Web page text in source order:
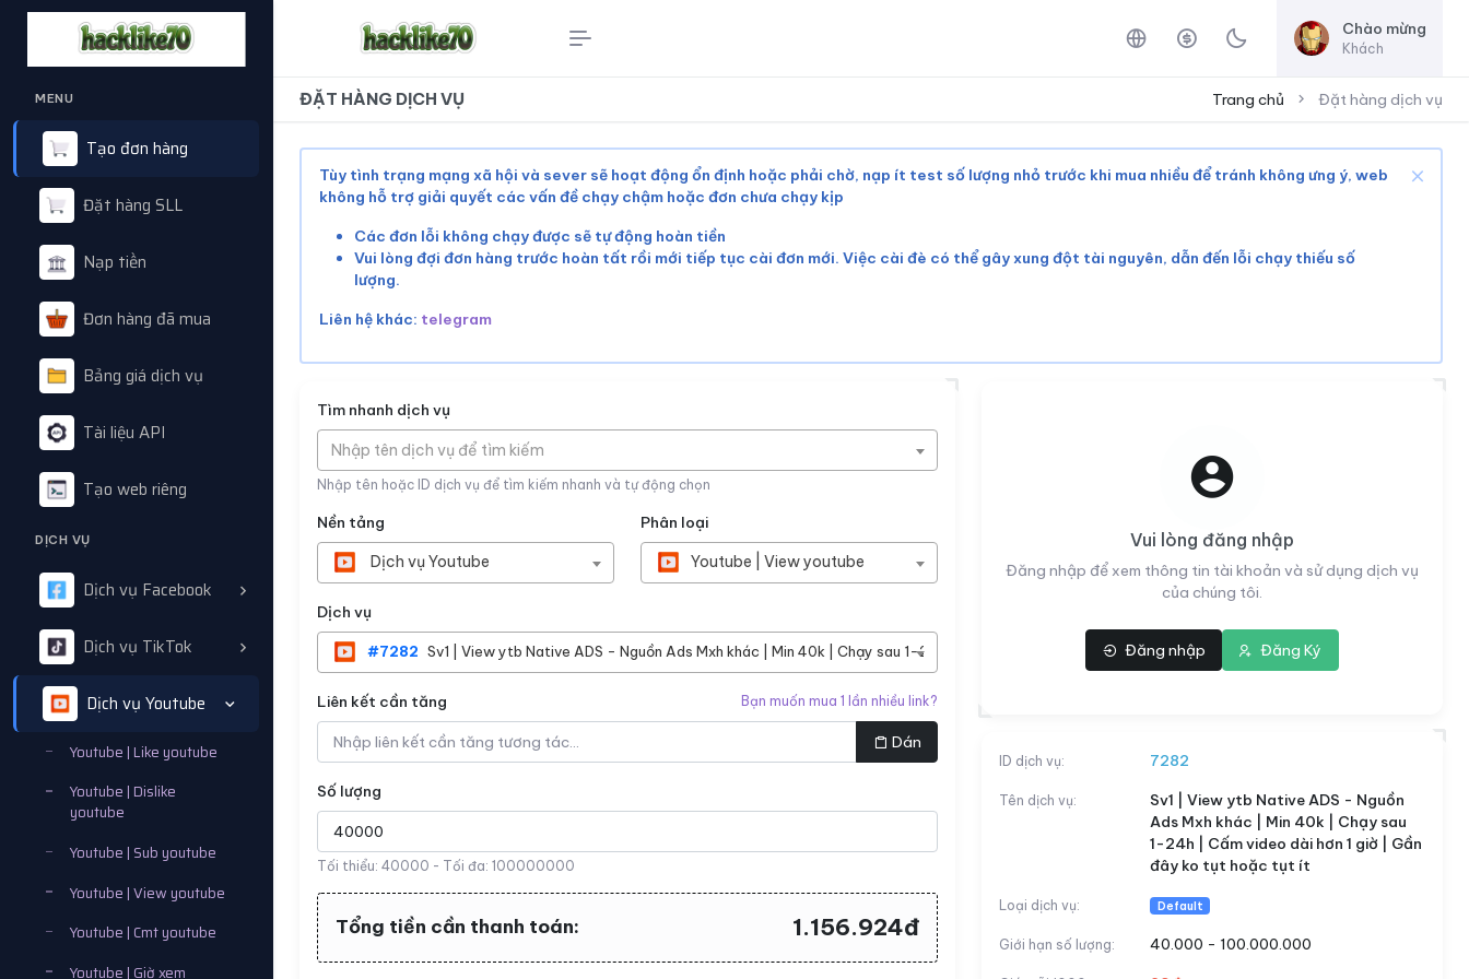
Chào mừng
Khách
MENU
Tạo đơn hàng
Đặt hàng SLL
Nạp tiền
Đơn hàng đã mua
Bảng giá dịch vụ
Tài liệu API
Tạo web riêng
DỊCH VỤ
Dịch vụ Facebook
Dịch vụ TikTok
Dịch vụ Youtube
Youtube | Like youtube
Youtube | Dislike
youtube
Youtube | Sub youtube
Youtube | View youtube
Youtube | Cmt youtube
Youtube | Giờ xem
ĐẶT HÀNG DỊCH VỤ Trang chủ Đặt hàng dịch vụ
Tùy tình trạng mạng xã hội và sever sẽ hoạt động ổn định hoặc phải chờ, nạp ít test số lượng nhỏ trước khi mua nhiều để tránh không ưng ý, web
không hỗ trợ giải quyết các vấn đề chạy chậm hoặc đơn chưa chạy kịp
Các đơn lỗi không chạy được sẽ tự động hoàn tiền
Vui lòng đợi đơn hàng trước hoàn tất rồi mới tiếp tục cài đơn mới. Việc cài đè có thể gây xung đột tài nguyên, dẫn đến lỗi chạy thiếu số
lượng.
Liên hệ khác: telegram
Tìm nhanh dịch vụ
Nhập tên dịch vụ để tìm kiếm
Nhập tên hoặc ID dịch vụ để tìm kiếm nhanh và tự động chọn
Nền tảng
Dịch vụ Youtube
Phân loại
Youtube | View youtube
Dịch vụ
#7282 Sv1 | View ytb Native ADS - Nguồn Ads Mxh khác | Min 40k | Chạy sau 1-24h | Cấm video dài hơn 1 giờ | Gần đây ko tụt hoặc tụt ít
Liên kết cần tăng Bạn muốn mua 1 lần nhiều link?
Dán
Số lượng
Tối thiểu: 40000 - Tối đa: 100000000
Tổng tiền cần thanh toán: 1.156.924đ
Vui lòng đăng nhập
Đăng nhập để xem thông tin tài khoản và sử dụng dịch vụ
của chúng tôi.
Đăng nhập Đăng Ký
ID dịch vụ: 7282
Tên dịch vụ:
Sv1 | View ytb Native ADS - Nguồn
Ads Mxh khác | Min 40k | Chạy sau
1-24h | Cấm video dài hơn 1 giờ | Gần
đây ko tụt hoặc tụt ít
Loại dịch vụ: Default
Giới hạn số lượng: 40.000 - 100.000.000